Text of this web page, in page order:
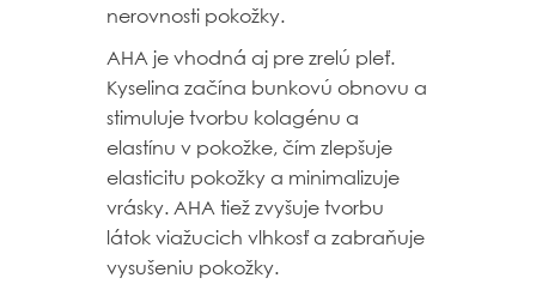
nerovnosti pokožky.
AHA je vhodná aj pre zrelú pleť.
Kyselina začína bunkovú obnovu a
stimuluje tvorbu kolagénu a
elastínu v pokožke, čím zlepšuje
elasticitu pokožky a minimalizuje
vrásky. AHA tiež zvyšuje tvorbu
látok viažucich vlhkosť a zabraňuje
vysušeniu pokožky.